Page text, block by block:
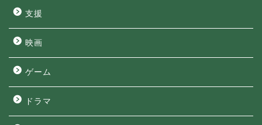
支援
映画
ゲーム
ドラマ